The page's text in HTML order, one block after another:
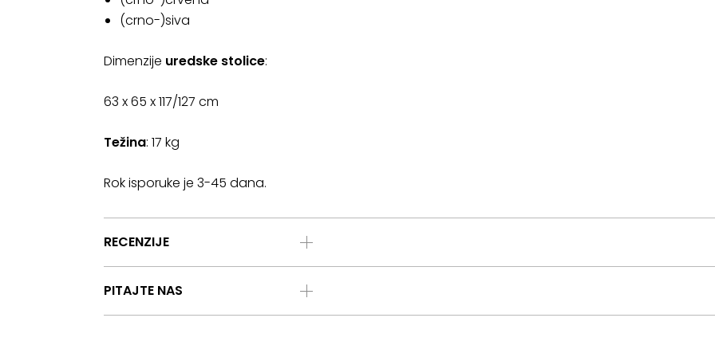
(crno-)siva
Dimenzije uredske stolice:
63 x 65 x 117/127 cm
Težina: 17 kg
Rok isporuke je 3-45 dana.
RECENZIJE
PITAJTE NAS